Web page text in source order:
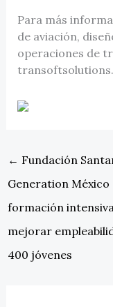
Para más
de aviación,
operaciones de
← Fundación
Generation México
formación
mejorar
400 jóvenes